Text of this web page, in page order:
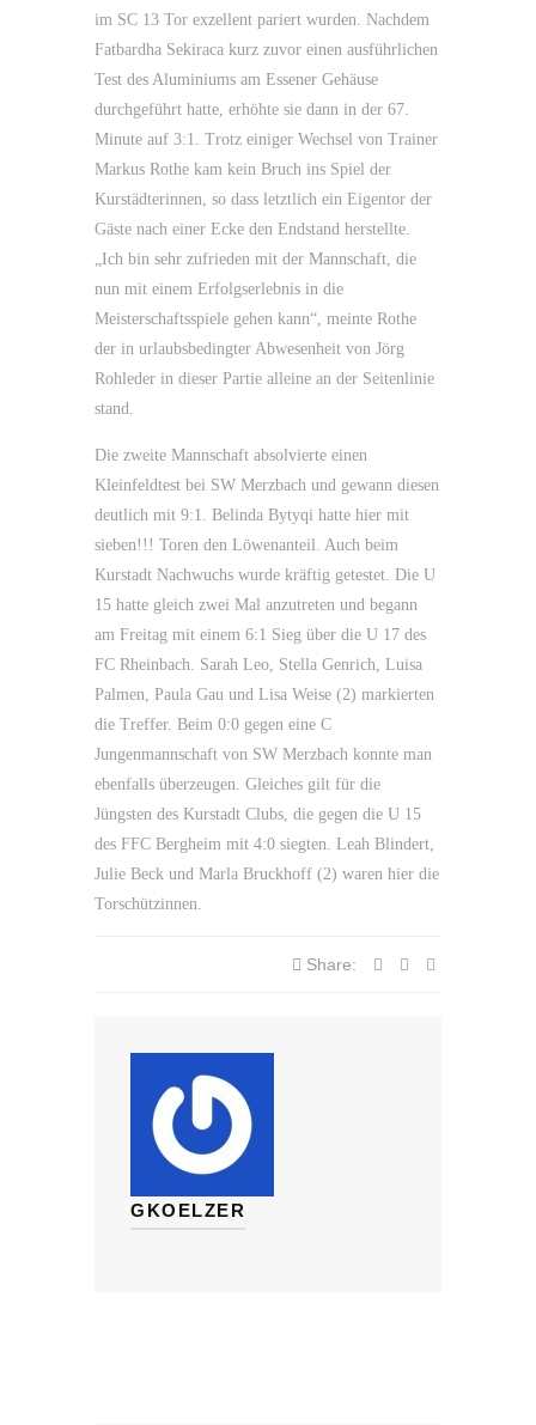
im SC 13 Tor exzellent pariert wurden. Nachdem
Fatbardha Sekiraca kurz zuvor einen ausführlichen
Test des Aluminiums am Essener Gehäuse
durchgeführt hatte, erhöhte sie dann in der 67.
Minute auf 3:1. Trotz einiger Wechsel von Trainer
Markus Rothe kam kein Bruch ins Spiel der
Kurstädterinnen, so dass letztlich ein Eigentor der
Gäste nach einer Ecke den Endstand herstellte.
„Ich bin sehr zufrieden mit der Mannschaft, die
nun mit einem Erfolgserlebnis in die
Meisterschaftsspiele gehen kann“, meinte Rothe
der in urlaubsbedingter Abwesenheit von Jörg
Rohleder in dieser Partie alleine an der Seitenlinie
stand.
Die zweite Mannschaft absolvierte einen
Kleinfeldtest bei SW Merzbach und gewann diesen
deutlich mit 9:1. Belinda Bytyqi hatte hier mit
sieben!!! Toren den Löwenanteil. Auch beim
Kurstadt Nachwuchs wurde kräftig getestet. Die U
15 hatte gleich zwei Mal anzutreten und begann
am Freitag mit einem 6:1 Sieg über die U 17 des
FC Rheinbach. Sarah Leo, Stella Genrich, Luisa
Palmen, Paula Gau und Lisa Weise (2) markierten
die Treffer. Beim 0:0 gegen eine C
Jungenmannschaft von SW Merzbach konnte man
ebenfalls überzeugen. Gleiches gilt für die
Jüngsten des Kurstadt Clubs, die gegen die U 15
des FFC Bergheim mit 4:0 siegten. Leah Blindert,
Julie Beck und Marla Bruckhoff (2) waren hier die
Torschützinnen.
Share:
GKOELZER